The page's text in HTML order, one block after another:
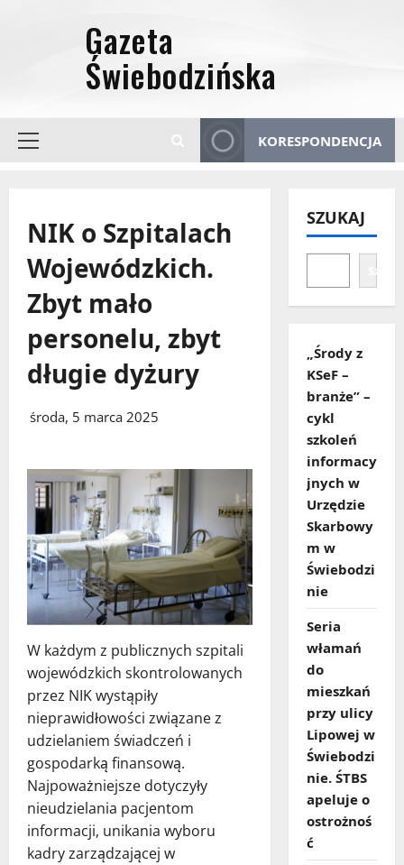
Menu
KORESPONDENCJA
NIK o Szpitalach
Wojewódzkich.
Zbyt mało
personelu, zbyt
długie dyżury
środa, 5 marca 2025
W każdym z publicznych szpitali
wojewódzkich skontrolowanych
przez NIK wystąpiły
nieprawidłowości związane z
udzielaniem świadczeń i
gospodarką finansową.
Najpoważniejsze dotyczyły
nieudzielania pacjentom
informacji, unikania wyboru
kadry zarządzającej w
SZUKAJ
„Środy z
KSeF –
branże” –
cykl
szkoleń
informacy
jnych w
Urzędzie
Skarbowy
m w
Świebodzi
nie
Seria
włamań
do
mieszkań
przy ulicy
Lipowej w
Świebodzi
nie. ŚTBS
apeluje o
ostrożnoś
ć